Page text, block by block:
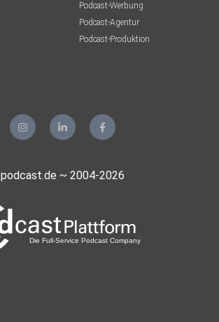
Podcast-Werbung
Podcast-Agentur
Podcast-Produktion
podcast.de ~ 2004-2026